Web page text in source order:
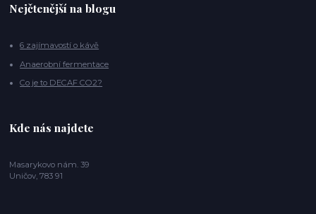
Nejčtenější na blogu
6 zajímavostí o kávě
Anaerobní fermentace
Co je to DECAF CO2?
Kde nás najdete
Masarykovo nám. 39
Uničov, 783 91